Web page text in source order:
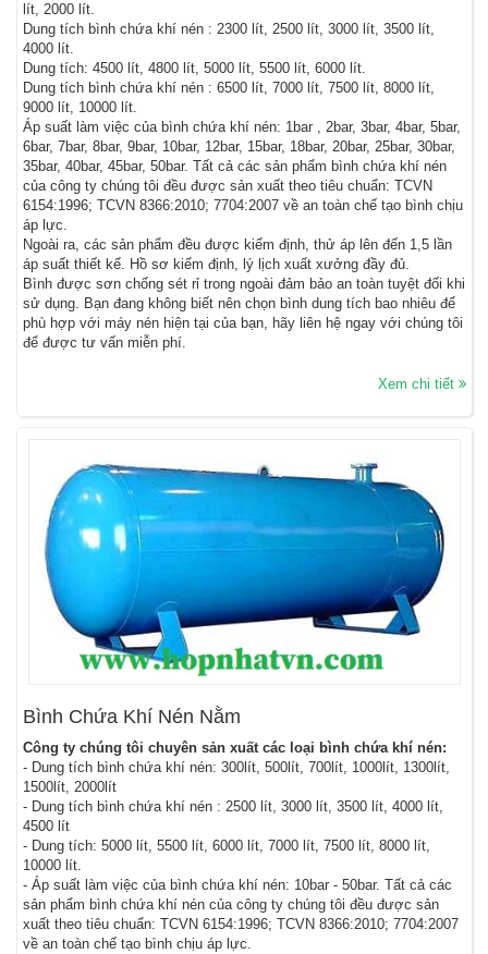
lít, 2000 lít.
Dung tích bình chứa khí nén : 2300 lít, 2500 lít, 3000 lít, 3500 lít,
4000 lít.
Dung tích: 4500 lít, 4800 lít, 5000 lít, 5500 lít, 6000 lít.
Dung tích bình chứa khí nén : 6500 lít, 7000 lít, 7500 lít, 8000 lít,
9000 lít, 10000 lít.
Áp suất làm việc của bình chứa khí nén: 1bar , 2bar, 3bar, 4bar, 5bar,
6bar, 7bar, 8bar, 9bar, 10bar, 12bar, 15bar, 18bar, 20bar, 25bar, 30bar,
35bar, 40bar, 45bar, 50bar. Tất cả các sản phẩm bình chứa khí nén
của công ty chúng tôi đều được sản xuất theo tiêu chuẩn: TCVN
6154:1996; TCVN 8366:2010; 7704:2007 về an toàn chế tạo bình chịu
áp lực.
Ngoài ra, các sản phẩm đều được kiểm định, thử áp lên đến 1,5 lần
áp suất thiết kế. Hồ sơ kiểm định, lý lịch xuất xưởng đầy đủ.
Bình được sơn chống sét rỉ trong ngoài đảm bảo an toàn tuyệt đối khi
sử dụng. Bạn đang không biết nên chọn bình dung tích bao nhiêu để
phù hợp với máy nén hiện tại của bạn, hãy liên hệ ngay với chúng tôi
để được tư vấn miễn phí.
Xem chi tiết
Bình Chứa Khí Nén Nằm
Công ty chúng tôi chuyên sản xuất các loại bình chứa khí nén:
- Dung tích bình chứa khí nén: 300lít, 500lít, 700lít, 1000lít, 1300lít,
1500lít, 2000lít
- Dung tích bình chứa khí nén : 2500 lít, 3000 lít, 3500 lít, 4000 lít,
4500 lít
- Dung tích: 5000 lít, 5500 lít, 6000 lít, 7000 lít, 7500 lít, 8000 lít,
10000 lít.
- Áp suất làm việc của bình chứa khí nén: 10bar - 50bar. Tất cả các
sản phẩm bình chứa khí nén của công ty chúng tôi đều được sản
xuất theo tiêu chuẩn: TCVN 6154:1996; TCVN 8366:2010; 7704:2007
về an toàn chế tạo bình chịu áp lực.